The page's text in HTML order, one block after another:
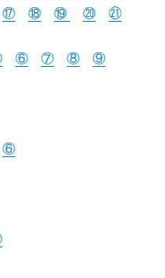
⑰ ⑱ ⑲ ⑳
㉑
⑥ ⑦ ⑧
⑨
⑥